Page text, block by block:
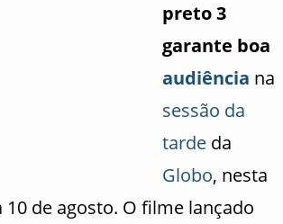
preto 3
garante boa
audiência na
sessão da
tardeda
Globo, nesta
de agosto. O filme lançado